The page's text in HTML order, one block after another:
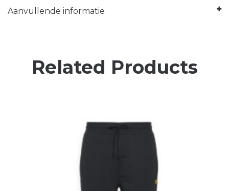
Aanvullende informatie
Related Products